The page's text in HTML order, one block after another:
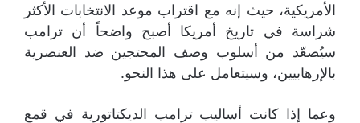
الأمريكية، حيث إنه مع اقتراب موعد الانتخابات الأكثر
شراسة في تاريخ أمريكا أصبح واضحاً أن ترامب
سيُصعّد من أسلوب وصف المحتجين ضد العنصرية
بالإرهابيين، وسيتعامل على هذا النحو.
وعما إذا كانت أساليب ترامب الديكتاتورية في قمع